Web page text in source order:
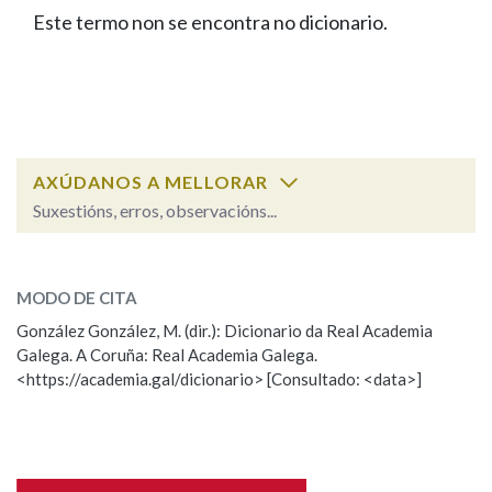
FIGURAS HOMENAXEADAS
PORTAL DAS PALABRAS
Facebook
TwitterYoutubeInstagram
Bluesky
BUSCAR NOS LEMAS
Remata por
BUSCAR NO CONTIDO
Nas definicións
Este termo non se encontra no dicionario.
AXÚDANOS A MELLORAR
Suxestións, erros, observacións...
Observación
Nome
MODO DE CITA
González González, M. (dir.): Dicionario da Real Academia
Galega. A Coruña: Real Academia Galega.
<https://academia.gal/dicionario> [Consultado: <data>]